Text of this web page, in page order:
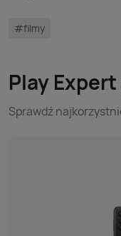
#filmy
Play
Sprawdź